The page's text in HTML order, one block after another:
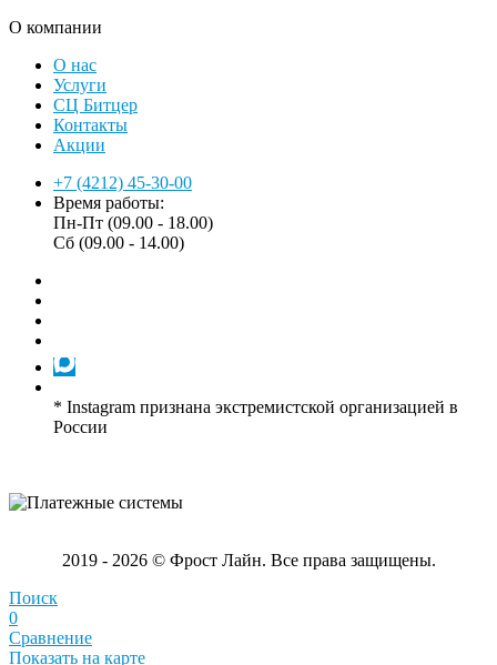
О компании
О нас
Услуги
СЦ Битцер
Контакты
Акции
+7 (4212) 45-30-00
Время работы:
Пн-Пт (09.00 - 18.00)
Сб (09.00 - 14.00)
* Instagram признана экстремистской организацией в
России
2019 - 2026 © Фрост Лайн. Все права защищены.
Поиск
0
Сравнение
Показать на карте